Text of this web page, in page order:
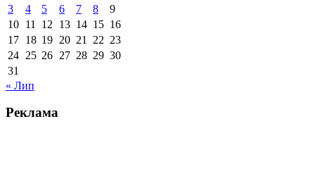
3
4 5 6 7 8
9
10 11 12 13 14 15 16
17 18 19 20 21 22 23
24 25 26 27 28 29 30
31
« Лип
Реклама